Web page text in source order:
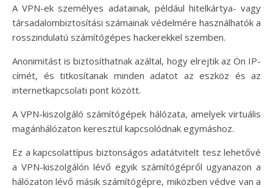
A VPN-ek személyes adatainak, például hitelkártya- vagy
társadalombiztosítási számainak védelmére használhatók a
rosszindulatú számítógépes hackerekkel szemben.
Anonimitást is biztosíthatnak azáltal, hogy elrejtik az Ön IP-
címét, és titkosítanak minden adatot az eszköz és az
internetkapcsolati pont között.
A VPN-kiszolgáló számítógépek hálózata, amelyek virtuális
magánhálózaton keresztül kapcsolódnak egymáshoz.
Ez a kapcsolattípus biztonságos adatátvitelt tesz lehetővé
a VPN-kiszolgálón lévő egyik számítógépről ugyanazon a
hálózaton lévő másik számítógépre, miközben védve van a